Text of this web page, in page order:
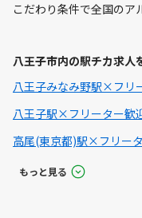
こだわり条件で全国のア
八王子市内の駅チカ求人
八王子みなみ野駅×フリ
八王子駅×フリーター歓
高尾(東京都)駅×フリー
もっと見る